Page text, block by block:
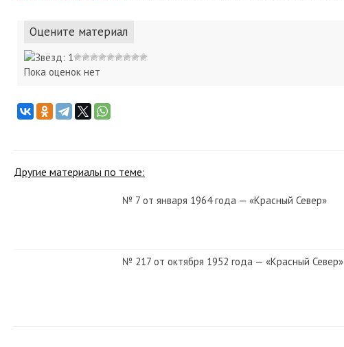
Оцените материал
Пока оценок нет
Другие материалы по теме:
№ 7 от января 1964 года — «Красный Север»
№ 217 от октября 1952 года — «Красный Север»